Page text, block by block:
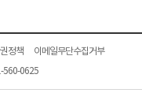
정책
이메일무단수집거부
560-0625